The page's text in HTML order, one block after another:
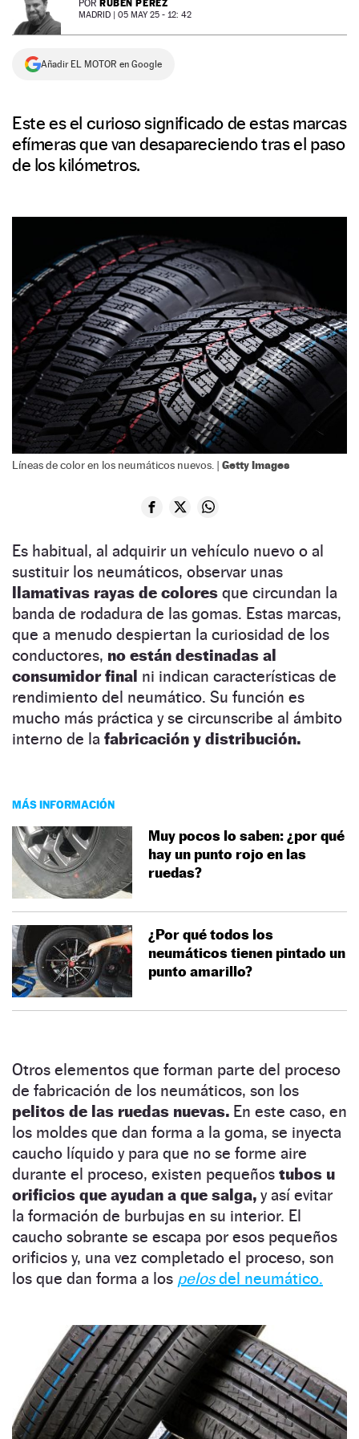
NEWSLETTER
SÍGUENOS
POR RUBÉN PÉREZ
MADRID | 05 MAY 25 - 12: 42
Añadir EL MOTOR en Google
Este es el curioso significado de estas marcas
efímeras que van desapareciendo tras el paso
de los kilómetros.
Líneas de color en los neumáticos nuevos. | Getty Images
Es habitual, al adquirir un vehículo nuevo o al
sustituir los neumáticos, observar unas
llamativas rayas de colores que circundan la
banda de rodadura de las gomas. Estas marcas,
que a menudo despiertan la curiosidad de los
conductores, no están destinadas al
consumidor final ni indican características de
rendimiento del neumático. Su función es
mucho más práctica y se circunscribe al ámbito
interno de la fabricación y distribución.
MÁS INFORMACIÓN
Muy pocos lo saben: ¿por qué
hay un punto rojo en las
ruedas?
¿Por qué todos los
neumáticos tienen pintado un
punto amarillo?
Otros elementos que forman parte del proceso
de fabricación de los neumáticos, son los
pelitos de las ruedas nuevas. En este caso, en
los moldes que dan forma a la goma, se inyecta
caucho líquido y para que no se forme aire
durante el proceso, existen pequeños tubos u
orificios que ayudan a que salga, y así evitar
la formación de burbujas en su interior. El
caucho sobrante se escapa por esos pequeños
orificios y, una vez completado el proceso, son
los que dan forma a los pelosdel neumático.